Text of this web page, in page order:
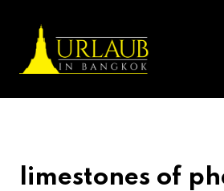
content
limestones of